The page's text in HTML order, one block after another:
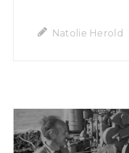
Natolie Herold